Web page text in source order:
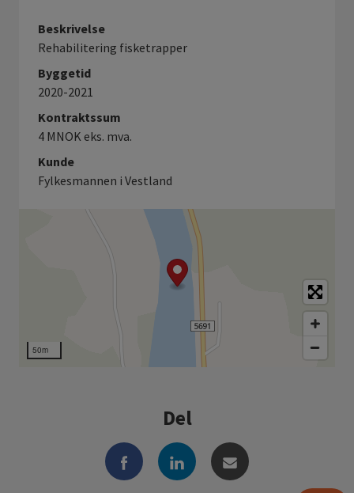
Beskrivelse
Rehabilitering fisketrapper
Byggetid
2020-2021
Kontraktssum
4 MNOK eks. mva.
Kunde
Fylkesmannen i Vestland
50m
Del